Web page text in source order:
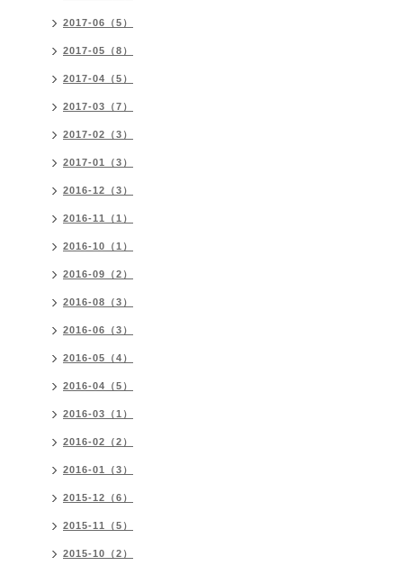
2017-06（5）
2017-05（8）
2017-04（5）
2017-03（7）
2017-02（3）
2017-01（3）
2016-12（3）
2016-11（1）
2016-10（1）
2016-09（2）
2016-08（3）
2016-06（3）
2016-05（4）
2016-04（5）
2016-03（1）
2016-02（2）
2016-01（3）
2015-12（6）
2015-11（5）
2015-10（2）